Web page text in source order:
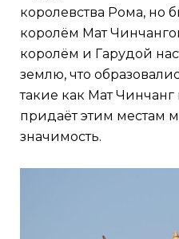
королевства Рома, но
королём Мат
королём и Гарудой
землю, что
такие как Мат Чинчанг
придаёт этим местам
значимость.